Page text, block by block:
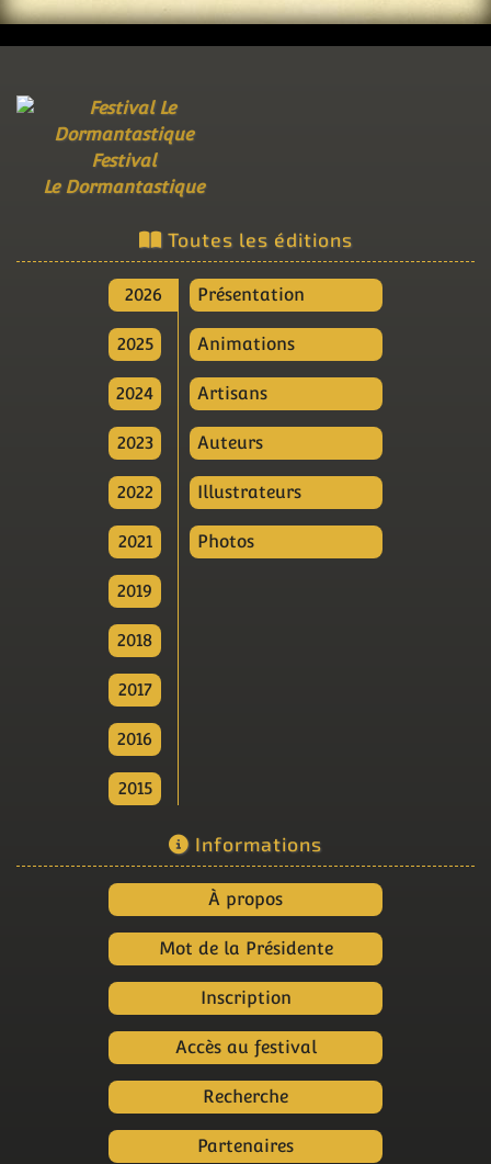
Festival
Le Dormantastique
Toutes les éditions
2026
2025
2024
2023
2022
2021
2019
2018
2017
2016
2015
Présentation
Animations
Artisans
Auteurs
Illustrateurs
Photos
Informations
À propos
Mot de la Présidente
Inscription
Accès au festival
Recherche
Partenaires